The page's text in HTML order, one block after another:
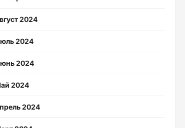
2024
2024
2024
2024
2024